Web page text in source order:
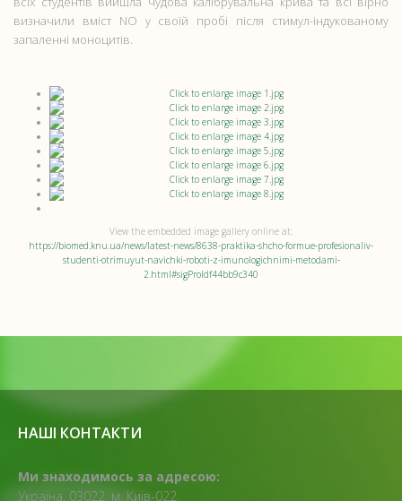
визначили вміст NO у своїй пробі після стимул-індукованому
запаленні моноцитів.
View the embedded image gallery online at:
https://biomed.knu.ua/news/latest-news/8638-praktika-shcho-formue-profesionaliv-
studenti-otrimuyut-navichki-roboti-z-imunologichnimi-metodami-
2.html#sigProIdf44bb9c340
НАШІ КОНТАКТИ
Ми знаходимось за адресою:
Україна, 03022, м. Київ-022,